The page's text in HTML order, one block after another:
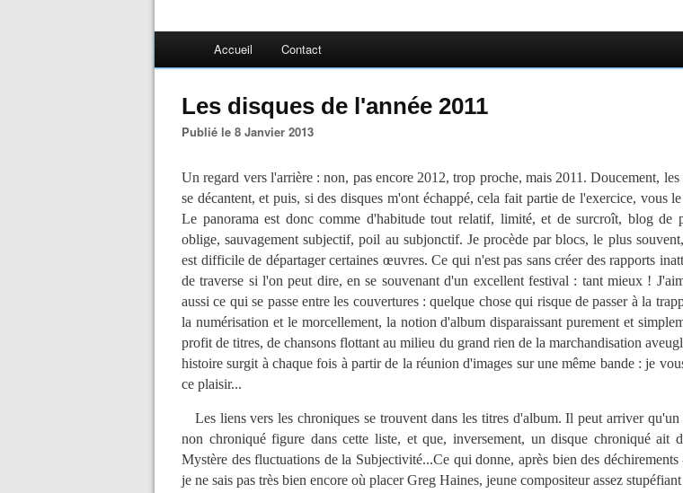
Accueil Contact
Les disques de l'année 2011
Publié le 8 Janvier 2013
Un regard vers l'arrière : non, pas encore 2012, trop proche, mais 2011. Doucement, les
se décantent, et puis, si des disques m'ont échappé, cela fait partie de l'exercice, vous le
Le panorama est donc comme d'habitude tout relatif, limité, et de surcroît, blog de
oblige, sauvagement subjectif, poil au subjonctif. Je procède par blocs, le plus
est difficile de départager certaines œuvres. Ce qui n'est pas sans créer des rapports
de traverse si l'on peut dire, en se souvenant d'un excellent festival : tant mieux !
aussi ce qui se passe entre les couvertures : quelque chose qui risque de passer à la
la numérisation et le morcellement, la notion d'album disparaissant purement et
profit de titres, de chansons flottant au milieu du grand rien de la marchandisation
histoire surgit à chaque fois à partir de la réunion d'images sur une même bande : je
ce plaisir...
Les liens vers les chroniques se trouvent dans les titres d'album. Il peut arriver qu'un
non chroniqué figure dans cette liste, et que, inversement, un disque chroniqué ait
Mystère des fluctuations de la Subjectivité...Ce qui donne, après bien des déchirements
je ne sais pas très bien encore où placer Greg Haines, jeune compositeur assez stupéfiant